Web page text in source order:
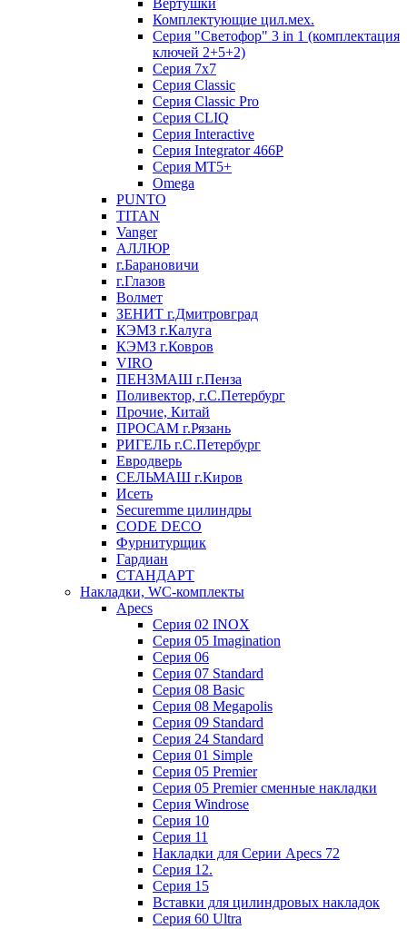
Вертушки
Комплектующие цил.мех.
Серия "Светофор" 3 in 1 (комплектация
ключей 2+5+2)
Серия 7х7
Серия Classic
Серия Classic Pro
Серия CLIQ
Серия Interactive
Серия Integrator 466P
Серия MT5+
Omega
PUNTO
TITAN
Vanger
АЛЛЮР
г.Барановичи
г.Глазов
Волмет
ЗЕНИТ г.Дмитровград
КЭМЗ г.Калуга
КЭМЗ г.Ковров
VIRO
ПЕНЗМАШ г.Пенза
Поливектор, г.С.Петербург
Прочие, Китай
ПРОСАМ г.Рязань
РИГЕЛЬ г.С.Петербург
Евродверь
СЕЛЬМАШ г.Киров
Исеть
Securemme цилиндры
CODE DECO
Фурнитурщик
Гардиан
СТАНДАРТ
Накладки, WC-комплекты
Apecs
Cерия 02 INOX
Cерия 05 Imagination
Cерия 06
Cерия 07 Standard
Cерия 08 Basic
Cерия 08 Megapolis
Cерия 09 Standard
Cерия 24 Standard
Серия 01 Simple
Серия 05 Premier
Серия 05 Premier сменные накладки
Cерия Windrose
Серия 10
Серия 11
Накладки для Серии Apecs 72
Серия 12.
Серия 15
Вставки для цилиндровых накладок
Серия 60 Ultra